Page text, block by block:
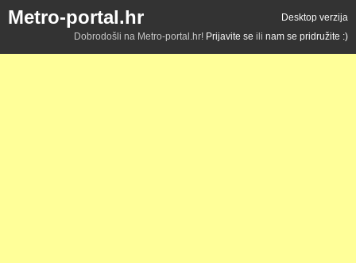
Metro-portal.hr
Desktop verzija
Dobrodošli na Metro-portal.hr! Prijavite se ili nam se pridružite :)